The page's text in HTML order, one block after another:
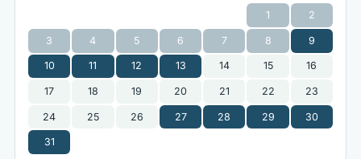
1
2
3 4 5 6 7 8 9
10 11 12 13 14 15 16
17 18 19 20 21 22 23
24 25 26 27 28 29 30
31